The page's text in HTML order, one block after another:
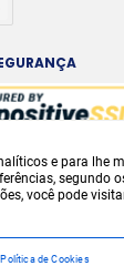
alcoólicas são
dependência
e válidos durante
No caso
e para lhe
segundo
você pode
Política de Cookies